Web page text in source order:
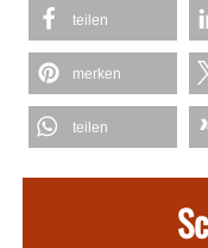
teilen
merken
teilen